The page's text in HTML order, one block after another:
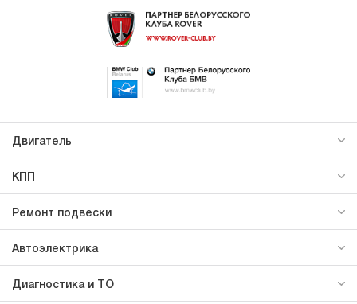
Двигатель
КПП
Ремонт подвески
Автоэлектрика
Диагностика и ТО